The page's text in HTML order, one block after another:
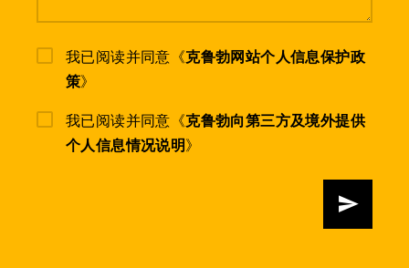
我已阅读并同意《克鲁勃网站个人信息保护政
策》
我已阅读并同意《克鲁勃向第三方及境外提供
个人信息情况说明》
发送